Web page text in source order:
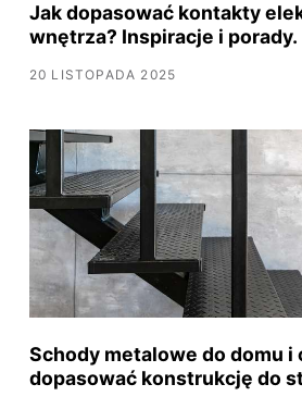
Jak dopasować kontakty
wnętrza? Inspiracje i porady.
20 LISTOPADA 2025
Schody metalowe do domu i
dopasować konstrukcję do